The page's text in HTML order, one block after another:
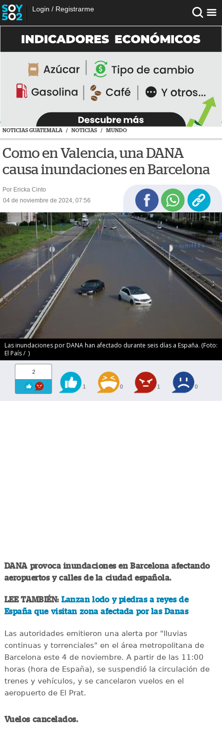
Login / Registrarme
NOTICIAS GUATEMALA / NOTICIAS / MUNDO
Como en Valencia, una DANA
causa inundaciones en Barcelona
Por Ericka Cinto
04 de noviembre de 2024, 07:56
Las inundaciones por DANA han afectado durante seis días a España. (Foto:
El País / )
2
1 0 1 0
DANA provoca inundaciones en Barcelona afectando
aeropuertos y calles de la ciudad española.
LEE TAMBIÉN: Lanzan lodo y piedras a reyes de
España que visitan zona afectada por las Danas
Las autoridades emitieron una alerta por "lluvias
continuas y torrenciales" en el área metropolitana de
Barcelona este 4 de noviembre. A partir de las 11:00
horas (hora de España), se suspendió la circulación de
trenes y vehículos, y se cancelaron vuelos en el
aeropuerto de El Prat.
Vuelos cancelados.